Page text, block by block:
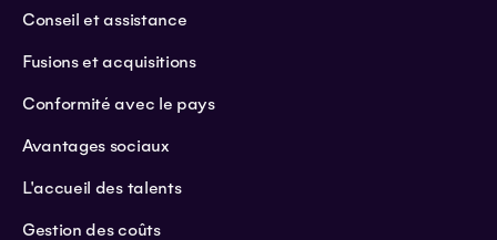
Conseil et assistance
Fusions et acquisitions
Conformité avec le pays
Avantages sociaux
L'accueil des talents
Gestion des coûts